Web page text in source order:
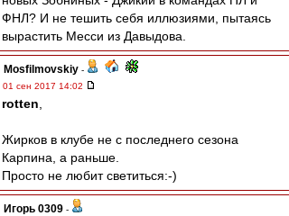
ФНЛ? И не тешить себя иллюзиями, пытаясь
вырастить Месси из Давыдова.
Mosfilmovskiy -
01 сен 2017 14:02
rotten
Жирков в клубе не с последнего сезона
Карпина, а раньше.
Просто не любит светиться:-)
Игорь 0309 -